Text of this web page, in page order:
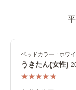
ベッドカラー : ホワ
うきたん(女性)